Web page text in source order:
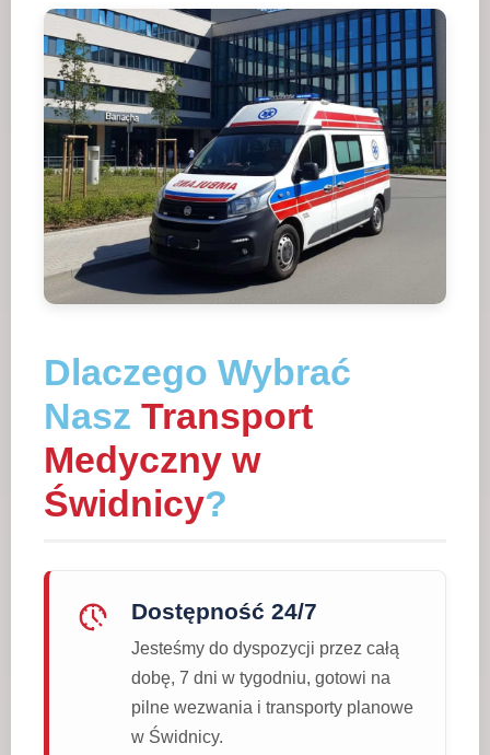
Dlaczego Wybrać
Nasz Transport
Medyczny w
Świdnicy?
Dostępność 24/7
Jesteśmy do dyspozycji przez całą
dobę, 7 dni w tygodniu, gotowi na
pilne wezwania i transporty planowe
w Świdnicy.